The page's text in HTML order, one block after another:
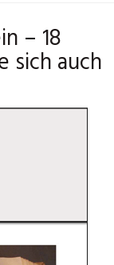
– 18
sich auch